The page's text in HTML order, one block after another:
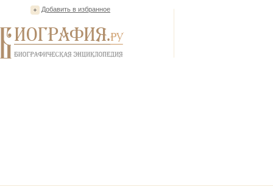
Добавить в избранное